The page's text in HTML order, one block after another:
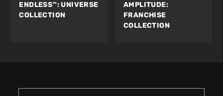
ENDLESS™: UNIVERSE
COLLECTION
AMPLITUDE:
FRANCHISE
COLLECTION